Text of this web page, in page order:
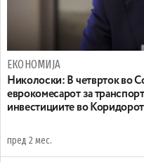
ЕКОНОМИЈА
Николоски: В четврток во
еврокомесарот за
инвестициите во Коридорот
пред 2 мес.